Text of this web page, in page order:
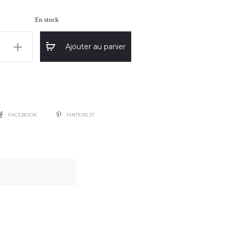
En stock
Ajouter au panier
FACEBOOK PINTEREST